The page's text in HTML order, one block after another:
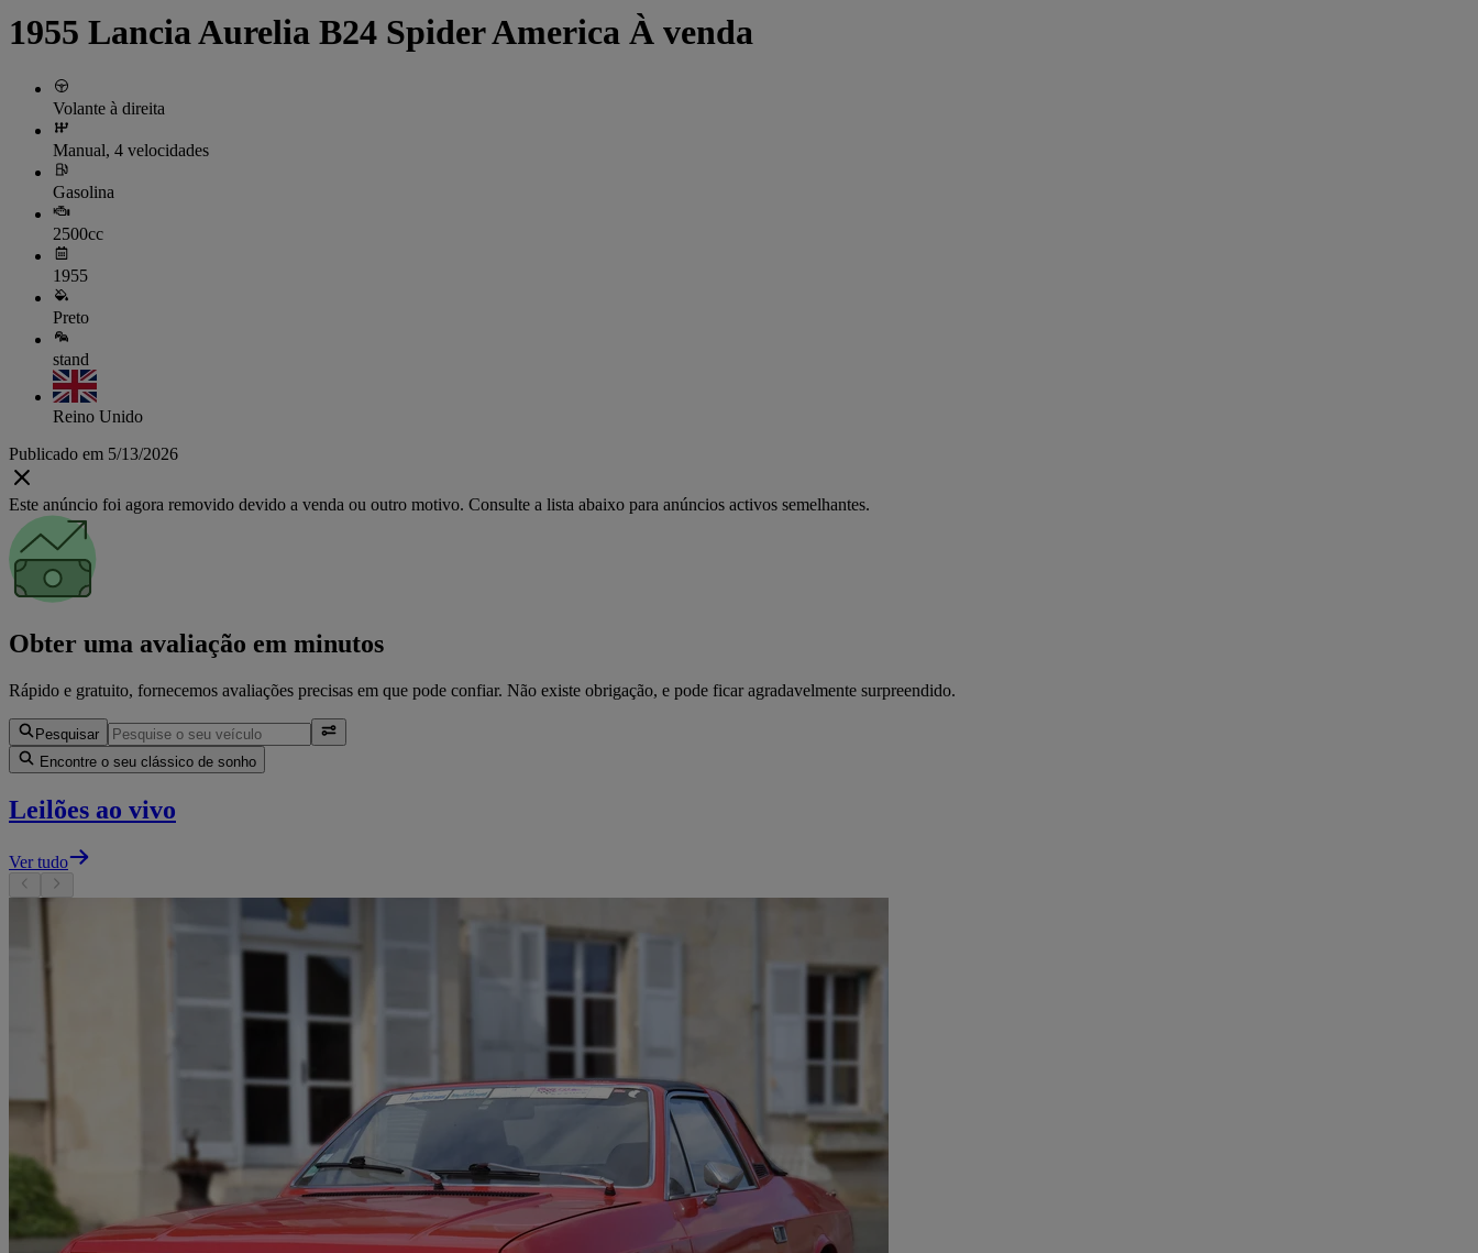
1955 Lancia Aurelia B24 Spider America À venda
Volante à direita
Manual, 4 velocidades
Gasolina
2500cc
1955
Preto
stand
Reino Unido
Publicado em 5/13/2026
Este anúncio foi agora removido devido a venda ou outro motivo. Consulte a lista abaixo para anúncios activos semelhantes.
Obter uma avaliação em minutos
Rápido e gratuito, fornecemos avaliações precisas em que pode confiar. Não existe obrigação, e pode ficar agradavelmente surpreendido.
Pesquisar
Encontre o seu clássico de sonho
Leilões ao vivo
Ver tudo